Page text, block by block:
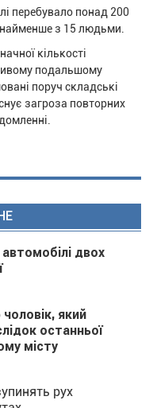
перебувало понад 200
з 15 людьми.
кількості
подальшому
поруч складські
загроза повторних
двох
який
останньої
місту
рух